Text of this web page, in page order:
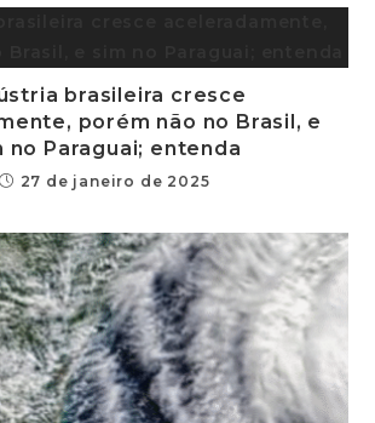
brasileira cresce
porém não no Brasil, e
no Paraguai; entenda
27 de janeiro de 2025